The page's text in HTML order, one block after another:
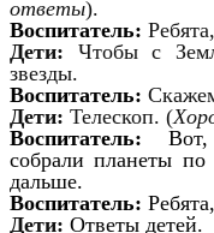
ответы).
Воспитатель:
Дети: Чтобы с
звезды.
Воспитатель:
Дети: Телескоп. (
Воспитатель:
собрали планеты по
дальше.
Воспитатель:
Дети: Ответы детей.